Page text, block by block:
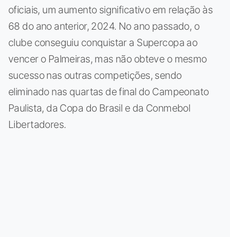
oficiais, um aumento significativo em relação às
68 do ano anterior, 2024. No ano passado, o
clube conseguiu conquistar a Supercopa ao
vencer o Palmeiras, mas não obteve o mesmo
sucesso nas outras competições, sendo
eliminado nas quartas de final do Campeonato
Paulista, da Copa do Brasil e da Conmebol
Libertadores.